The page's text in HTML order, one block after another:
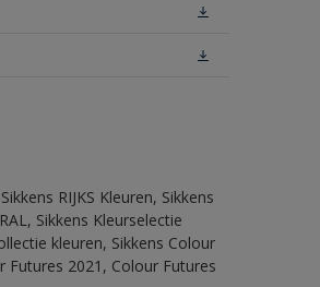
RIJKS Kleuren, Sikkens
Sikkens Kleurselectie
kleuren, Sikkens Colour
Futures 2021, Colour Futures